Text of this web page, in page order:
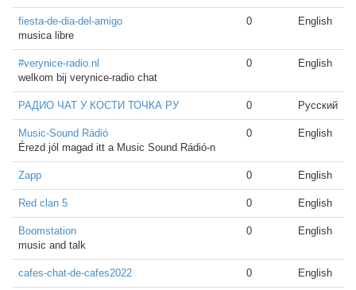
fiesta-de-dia-del-amigo
musica libre
0 English
#verynice-radio.nl
welkom bij verynice-radio chat
0 English
РАДИО ЧАТ У КОСТИ ТОЧКА РУ 0 Русский
Music-Sound Rádió
Érezd jól magad itt a Music Sound Rádió-n
0 English
Zapp 0 English
Red clan 5 0 English
Boomstation
music and talk
0 English
cafes-chat-de-cafes2022 0 English